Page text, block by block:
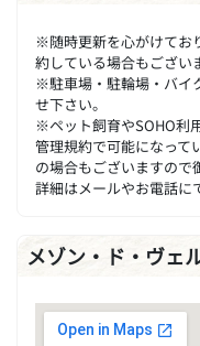
※随時更新を心がけてお
約している場合もござい
※駐車場・駐輪場・バイ
せ下さい。
※ペット飼育やSOHO利
管理規約で可能になって
の場合もございますので
詳細はメールやお電話に
メゾン・ド・ヴェ